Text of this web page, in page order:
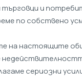
търговци и
по собствено
на настоящите
сериозни